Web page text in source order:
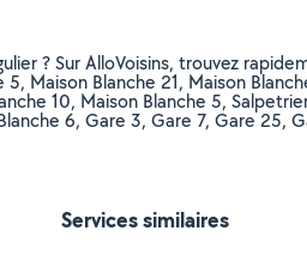
? Sur AlloVoisins, trouvez
Maison Blanche 21, Maison
10, Maison Blanche 5,
6, Gare 3, Gare 7, Gare 25,
Services similaires